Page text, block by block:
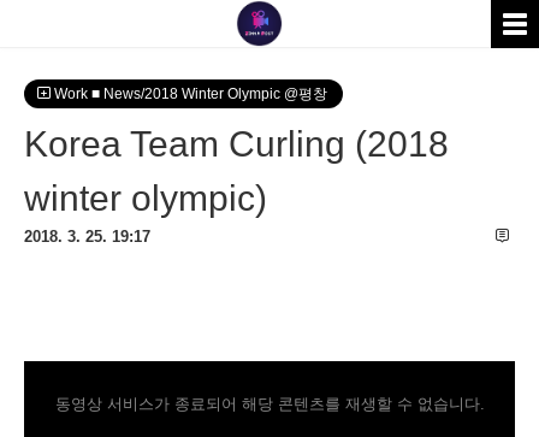
Work ■ News/2018 Winter Olympic @평창
Korea Team Curling (2018
winter olympic)
2018. 3. 25. 19:17
동영상 서비스가 종료되어 해당 콘텐츠를 재생할 수 없습니다.